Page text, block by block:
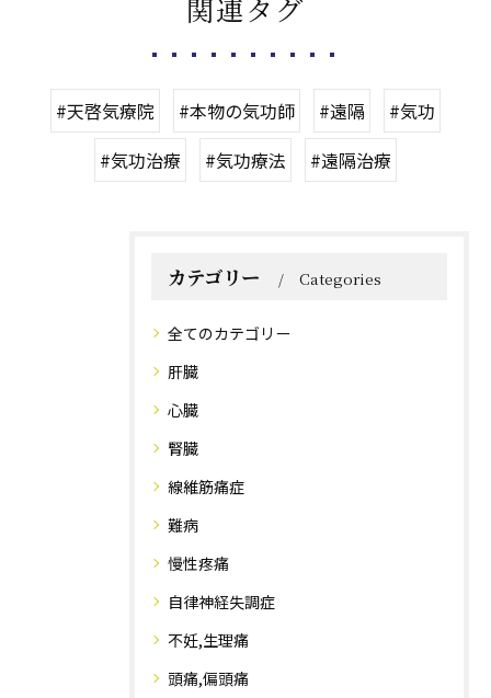
関連タグ
#天啓気療院 #本物の気功師 #遠隔
#気功
#気功治療
#気功療法 #遠隔治療
カテゴリー Categories
全てのカテゴリー
肝臓
心臓
腎臓
線維筋痛症
難病
慢性疼痛
自律神経失調症
不妊,生理痛
頭痛,偏頭痛